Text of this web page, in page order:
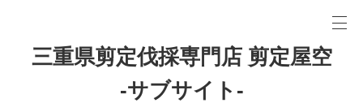
三重県剪定伐採専門店 剪定屋空
-サブサイト-